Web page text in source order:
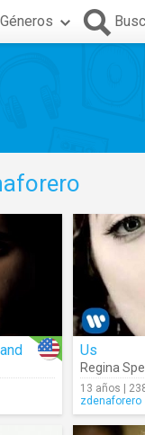
Géneros
Us
Regina
13 años |
zdenaforero